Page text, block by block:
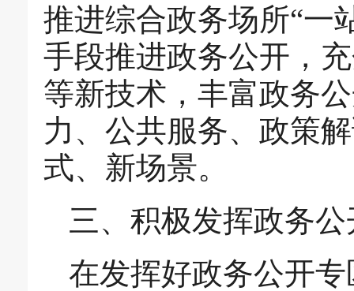
推进综合政务场所“一
手段推进政务公开，
等新技术，丰富政务
力、公共服务、政策
式、新场景。
三、积极发挥政务
在发挥好政务公开